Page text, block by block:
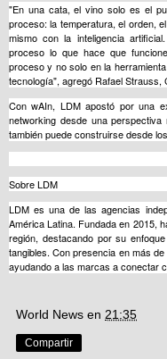
"En una cata, el vino solo es el
proceso: la temperatura, el orden,
mismo con la inteligencia
proceso lo que hace que
proceso y no solo en la
tecnología", agregó Rafael Strauss,
Con wAIn, LDM apostó por una
networking desde una
también puede construirse desde
Sobre LDM
LDM es una de las agencias
América Latina. Fundada en 2015,
región, destacando por su
tangibles. Con presencia en más
ayudando a las marcas a conectar
World News en 21:35
Compartir